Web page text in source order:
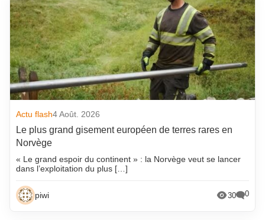
Actu flash4 Août. 2026
Le plus grand gisement européen de terres rares en
Norvège
« Le grand espoir du continent » : la Norvège veut se lancer
dans l’exploitation du plus […]
piwi 30 0